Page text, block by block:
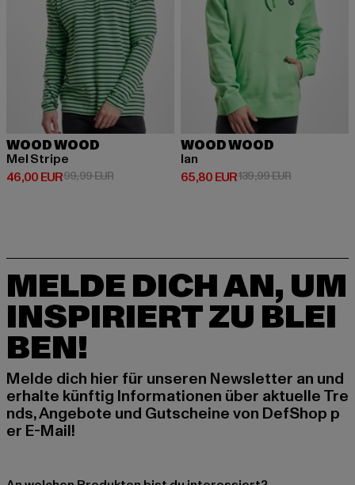
WOOD WOOD
Mel Stripe
46,00 EUR
Derzeitiger Preis: 46,00 EUR
99,99 EURAktionspreis: 99,99 EUR
WOOD WOOD
Ian
65,80 EUR
Derzeitiger Preis: 65,80 EUR
139,99 EURAktionspreis:
MELDE DICH AN, UM
INSPIRIERT ZU BLEI
BEN!
Melde dich hier für unseren Newsletter an und
erhalte künftig Informationen über aktuelle Tre
nds, Angebote und Gutscheine von DefShop p
er E-Mail!